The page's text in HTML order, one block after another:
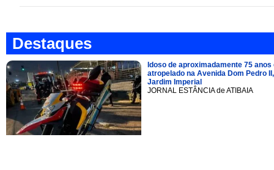
Destaques
Idoso de aproximadamente 75 anos
atropelado na Avenida Dom Pedro
Jardim Imperial
JORNAL ESTÂNCIA de ATIBAIA